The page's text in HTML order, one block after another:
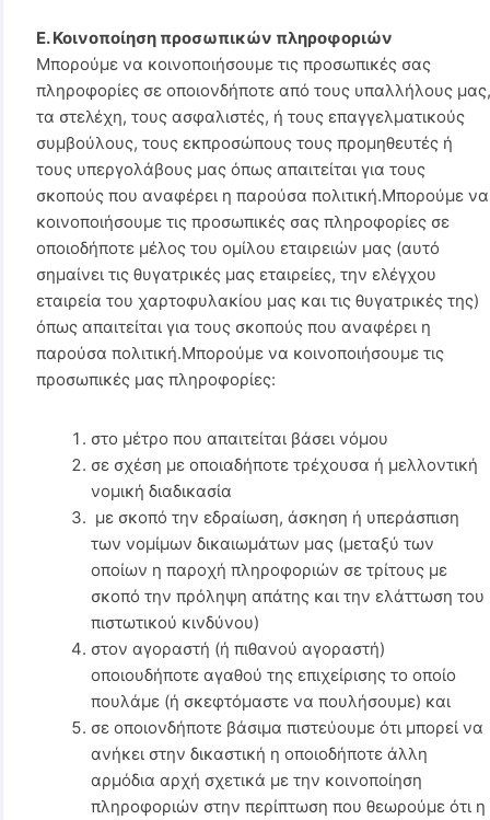
E. Κοινοποίηση προσωπικών πληροφοριών
Μπορούμε να κοινοποιήσουμε τις προσωπικές σας
πληροφορίες σε οποιονδήποτε από τους υπαλλήλους
τα στελέχη, τους ασφαλιστές, ή τους επαγγελματικούς
συμβούλους, τους εκπροσώπους τους προμηθευτές ή
τους υπεργολάβους μας όπως απαιτείται για τους
σκοπούς που αναφέρει η παρούσα πολιτική.Μπορούμε να
κοινοποιήσουμε τις προσωπικές σας πληροφορίες σε
οποιοδήποτε μέλος του ομίλου εταιρειών μας (αυτό
σημαίνει τις θυγατρικές μας εταιρείες, την ελέγχου
εταιρεία του χαρτοφυλακίου μας και τις θυγατρικές της)
όπως απαιτείται για τους σκοπούς που αναφέρει η
παρούσα πολιτική.Μπορούμε να κοινοποιήσουμε τις
προσωπικές μας πληροφορίες:
στο μέτρο που απαιτείται βάσει νόμου
σε σχέση με οποιαδήποτε τρέχουσα ή μελλοντική
νομική διαδικασία
με σκοπό την εδραίωση, άσκηση ή υπεράσπιση
των νομίμων δικαιωμάτων μας (μεταξύ των
οποίων η παροχή πληροφοριών σε τρίτους με
σκοπό την πρόληψη απάτης και την ελάττωση του
πιστωτικού κινδύνου)
στον αγοραστή (ή πιθανού αγοραστή)
οποιουδήποτε αγαθού της επιχείρισης το οποίο
πουλάμε (ή σκεφτόμαστε να πουλήσουμε) και
σε οποιονδήποτε βάσιμα πιστεύουμε ότι μπορεί να
ανήκει στην δικαστική η οποιοδήποτε άλλη
αρμόδια αρχή σχετικά με την κοινοποίηση
πληροφοριών στην περίπτωση που θεωρούμε ότι η